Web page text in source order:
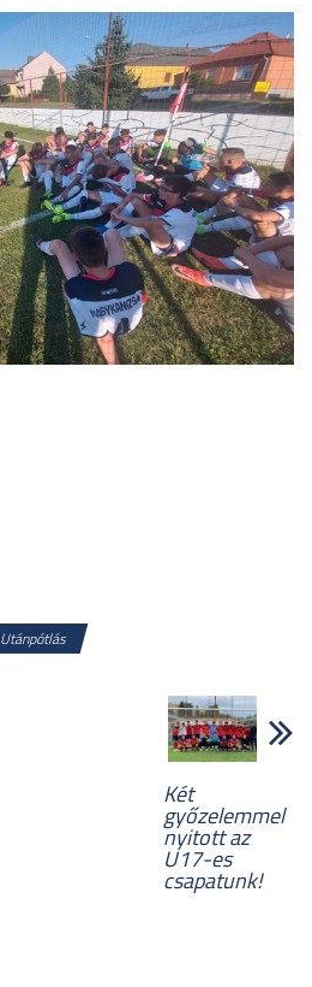
Utánpótlás
Két
győzelemmel
nyitott az
U17-es
csapatunk!